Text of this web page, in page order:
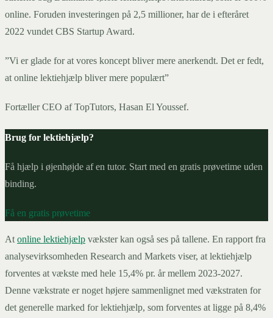
online. Foruden investeringen på 2,5 millioner, har de i efteråret
2022 vundet CBS Startup Award.
”Vi er glade for at vores koncept bliver mere anerkendt. Det er fedt,
at online lektiehjælp bliver mere populært”
Fortæller CEO af TopTutors, Hasan El Youssef.
Brug for lektiehjælp?
Få hjælp i øjenhøjde af en tutor. Start med en gratis prøvetime uden
binding.
Få en gratis prøvetime
At online lektiehjælp vækster kan også ses på tallene. En rapport fra
analysevirksomheden Research and Markets viser, at lektiehjælp
forventes at vækste med hele 15,4% pr. år mellem 2023-2027.
Denne vækstrate er noget højere sammenlignet med vækstraten for
det generelle marked for lektiehjælp, som forventes at ligge på 8,4%